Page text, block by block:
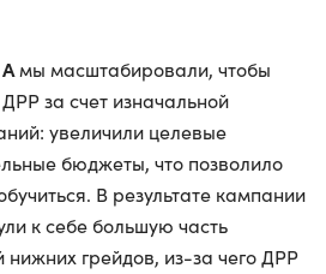
мы масштабировали, чтобы
за счет изначальной
увеличили целевые
бюджеты, что позволило
В результате кампании
к себе большую часть
грейдов, из-за чего ДРР